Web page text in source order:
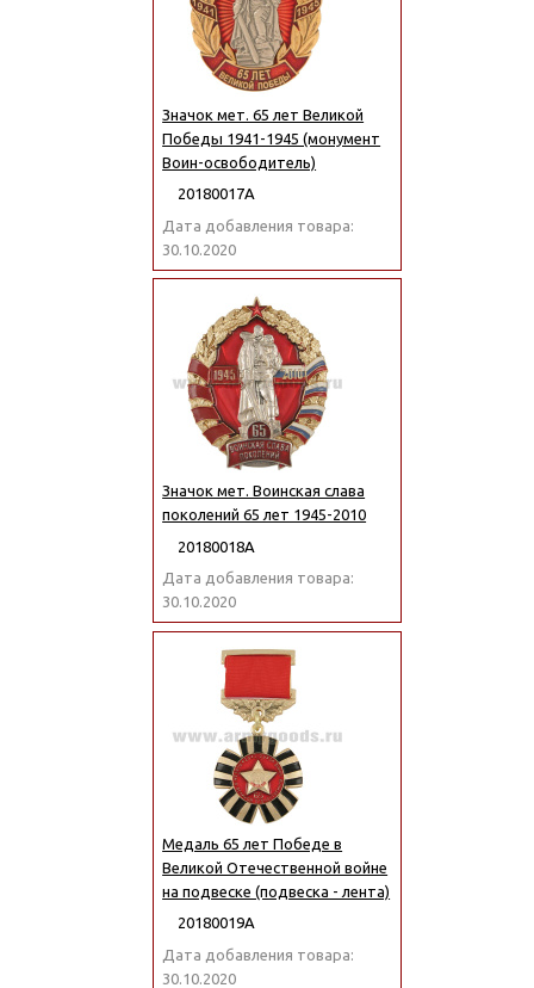
Значок мет. 65 лет Великой
Победы 1941-1945 (монумент
Воин-освободитель)
20180017А
Дата добавления товара:
30.10.2020
Значок мет. Воинская слава
поколений 65 лет 1945-2010
20180018А
Дата добавления товара:
30.10.2020
Медаль 65 лет Победе в
Великой Отечественной войне
на подвеске (подвеска - лента)
20180019А
Дата добавления товара:
30.10.2020